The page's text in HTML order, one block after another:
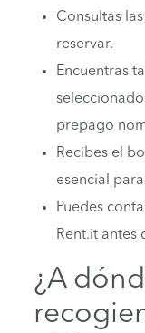
Consultas
reservar.
Encuentras
prepago
Recibes el
esencial
Puedes
Rent.it antes
¿A